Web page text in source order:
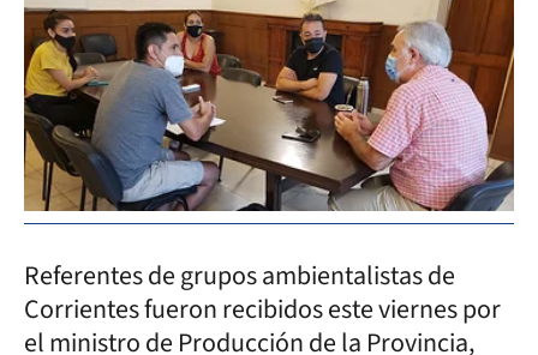
Referentes de grupos ambientalistas de
Corrientes fueron recibidos este viernes por
el ministro de Producción de la Provincia,